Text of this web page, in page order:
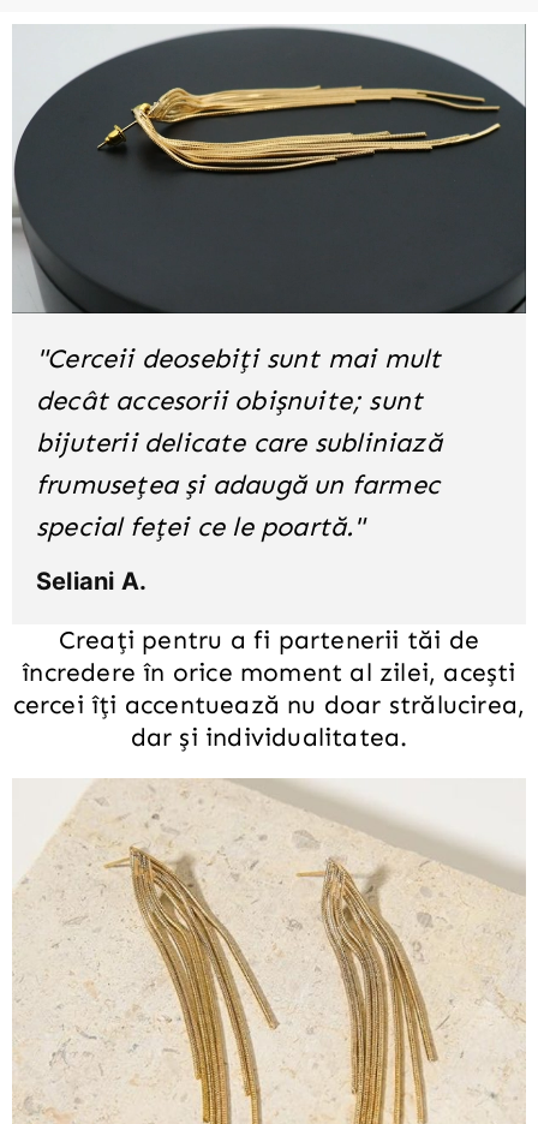
Creați pentru a fi partenerii tăi de
încredere în orice moment al zilei, acești
cercei îți accentuează nu doar strălucirea,
dar și individualitatea.
"Cerceii deosebiți sunt mai mult
decât accesorii obișnuite; sunt
bijuterii delicate care subliniază
frumusețea și adaugă un farmec
special feței ce le poartă."
Seliani A.